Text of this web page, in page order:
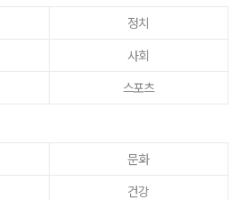
정치
사회
스포츠
문화
건강